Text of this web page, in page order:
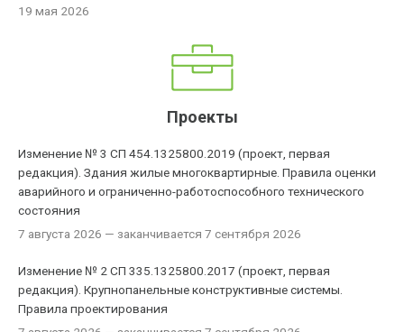
19 мая 2026
Проекты
Изменение № 3 СП 454.1325800.2019 (проект, первая
редакция). Здания жилые многоквартирные. Правила оценки
аварийного и ограниченно-работоспособного технического
состояния
7 августа 2026 — заканчивается 7 сентября 2026
Изменение № 2 СП 335.1325800.2017 (проект, первая
редакция). Крупнопанельные конструктивные системы.
Правила проектирования